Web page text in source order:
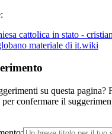
cattolica in stato -
materiale di it.wiki
su questa pagina?
confermare il